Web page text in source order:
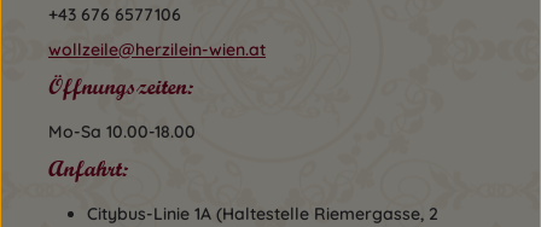
+43 676 6577106
wollzeile@herzilein-wien.at
Öffnungszeiten:
Mo-Sa 10.00-18.00
Anfahrt:
Citybus-Linie 1A (Haltestelle Riemergasse, 2